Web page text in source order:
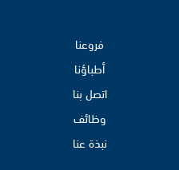
فروعنا
أطباؤنا
اتصل بنا
وظائف
نبذة عنا